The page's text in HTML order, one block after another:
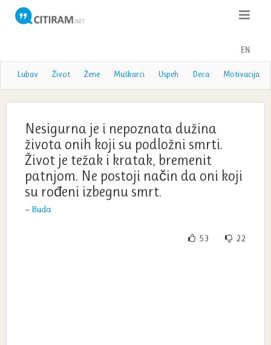
Poslovice
Teme
Autori
EN
Lubav Život Žene Muškarci Uspeh Deca Motivacija
Nesigurna je i nepoznata dužina
života onih koji su podložni smrti.
Život je težak i kratak, bremenit
patnjom. Ne postoji način da oni koji
su rođeni izbegnu smrt.
— Buda
53 22